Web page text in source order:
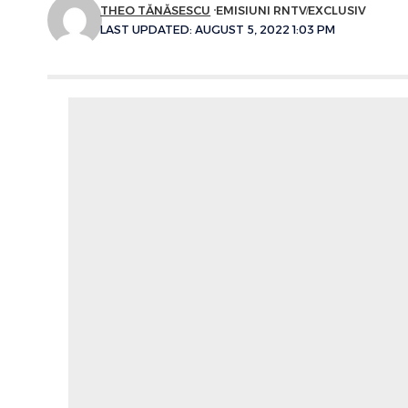
LAST UPDATED: AUGUST 5, 2022 1:03 PM
THEO TĂNĂSESCU EMISIUNI RNTVEXCLUSIV